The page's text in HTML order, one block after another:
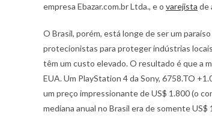
empresa Ebazar.com.br Ltda., e o varejista de
O Brasil, porém, está longe de ser um
protecionistas para proteger indústrias
têm um custo elevado. O resultado é que a
EUA. Um PlayStation 4 da Sony, 6758.TO
um preço impressionante de US$ 1.800 (o
mediana anual no Brasil era de somente